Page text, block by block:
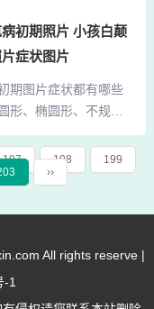
症状。建议服用抗过
比如氯雷他定片，尽
议去医院做血液常规
...
，024-83282
一院挂号实行实名
生将拒绝接诊。挂号
日就诊或查看检查结
号。中国医科大学一
83955555。中国医
属医院，也被简称为
初期照片 小孩白颠
症状图片
期图片症状都有哪些
形、椭圆形、不规则
型白癜风患者的白斑
白色，和周围皮肤之
。大多数患者无自觉
样等炎症表现，进展
白色、表面光滑、不
。儿童是白癜风的高
而且儿童皮肤上出现
197 198
199
››
All rights reserve |
-1